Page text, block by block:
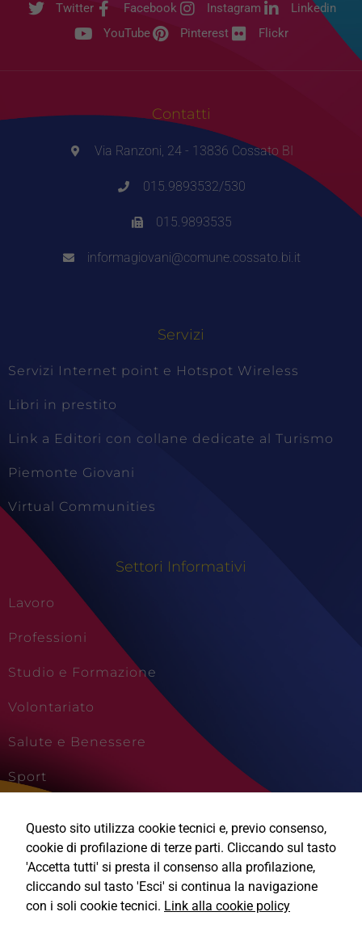
Twitter Facebook Instagram
Linkedin
YouTube
Pinterest Flickr
Contatti
Via Ranzoni, 24 - 13836 Cossato BI
015.9893532/530
015.9893535
informagiovani@comune.cossato.bi.it
Servizi
Servizi Internet point e Hotspot Wireless
Libri in prestito
Link a Editori con collane dedicate al Turismo
Piemonte Giovani
Virtual Communities
Settori Informativi
Lavoro
Professioni
Studio e Formazione
Volontariato
Salute e Benessere
Sport
Viaggi e Vacanze
Questo sito utilizza cookie tecnici e, previo consenso,
cookie di profilazione di terze parti. Cliccando sul tasto
'Accetta tutti' si presta il consenso alla profilazione,
cliccando sul tasto 'Esci' si continua la navigazione
con i soli cookie tecnici. Link alla cookie policy